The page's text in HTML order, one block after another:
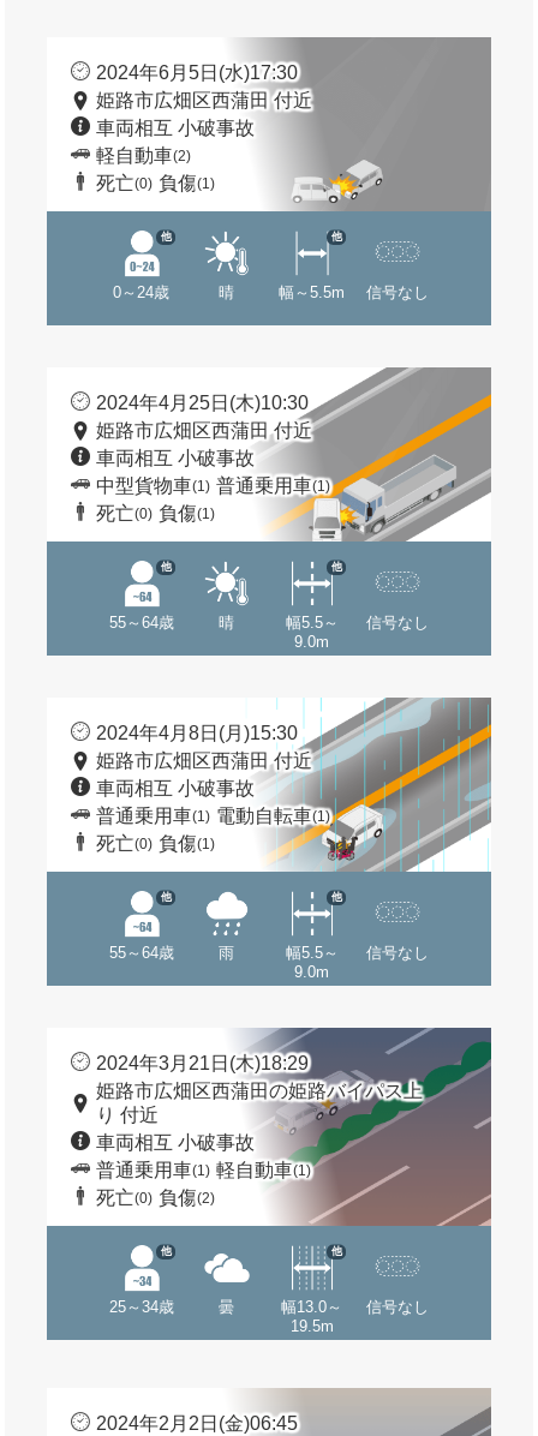
2024年6月5日(水)17:30
姫路市広畑区西蒲田 付近
車両相互 小破事故
軽自動車(2)
死亡(0) 負傷(1)
0～24歳
他
晴 幅～5.5m
他
信号なし
2024年4月25日(木)10:30
姫路市広畑区西蒲田 付近
車両相互 小破事故
中型貨物車(1) 普通乗用車(1)
死亡(0) 負傷(1)
55～64歳
他
晴
幅5.5～
9.0m
他
信号なし
2024年4月8日(月)15:30
姫路市広畑区西蒲田 付近
車両相互 小破事故
普通乗用車(1) 電動自転車(1)
死亡(0) 負傷(1)
55～64歳
他
雨
幅5.5～
9.0m
他
信号なし
2024年3月21日(木)18:29
姫路市広畑区西蒲田の姫路バイパス上
り 付近
車両相互 小破事故
普通乗用車(1) 軽自動車(1)
死亡(0) 負傷(2)
25～34歳
他
曇
幅13.0～
19.5m
他
信号なし
2024年2月2日(金)06:45